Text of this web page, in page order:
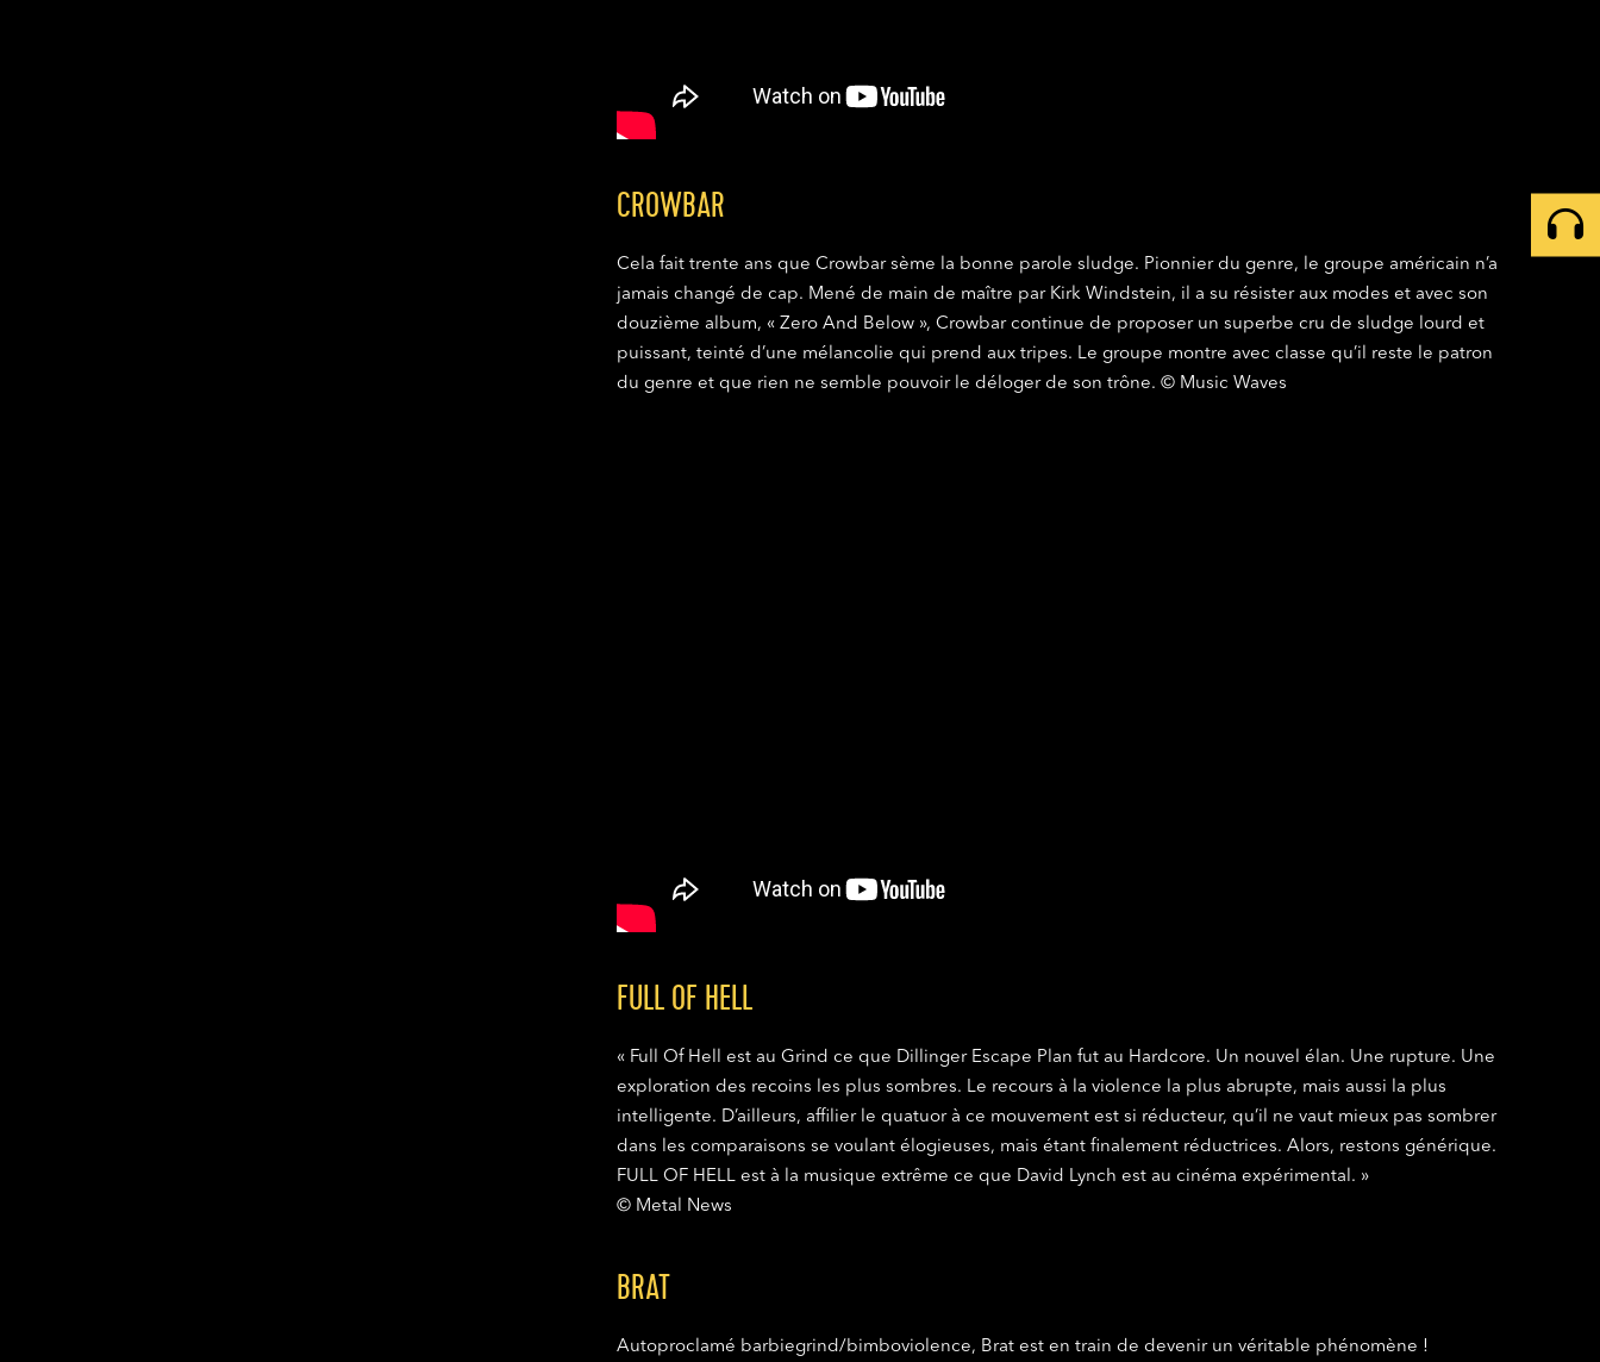
CROWBAR
Cela fait trente ans que Crowbar sème la bonne parole sludge. Pionnier du genre, le groupe américain n’a
jamais changé de cap. Mené de main de maître par Kirk Windstein, il a su résister aux modes et avec son
douzième album, « Zero And Below », Crowbar continue de proposer un superbe cru de sludge lourd et
puissant, teinté d’une mélancolie qui prend aux tripes. Le groupe montre avec classe qu’il reste le patron
du genre et que rien ne semble pouvoir le déloger de son trône. © Music Waves
FULL OF HELL
« Full Of Hell est au Grind ce que Dillinger Escape Plan fut au Hardcore. Un nouvel élan. Une rupture. Une
exploration des recoins les plus sombres. Le recours à la violence la plus abrupte, mais aussi la plus
intelligente. D’ailleurs, affilier le quatuor à ce mouvement est si réducteur, qu’il ne vaut mieux pas sombrer
dans les comparaisons se voulant élogieuses, mais étant finalement réductrices. Alors, restons générique.
FULL OF HELL est à la musique extrême ce que David Lynch est au cinéma expérimental. »
© Metal News
BRAT
Autoproclamé barbiegrind/bimboviolence, Brat est en train de devenir un véritable phénomène !